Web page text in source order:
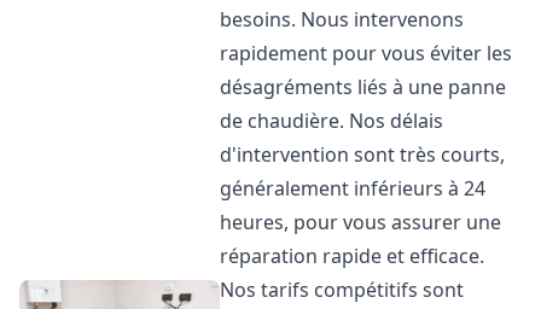
besoins. Nous intervenons
rapidement pour vous éviter les
désagréments liés à une panne
de chaudière. Nos délais
d'intervention sont très courts,
généralement inférieurs à 24
heures, pour vous assurer une
réparation rapide et efficace.
Nos tarifs compétitifs sont